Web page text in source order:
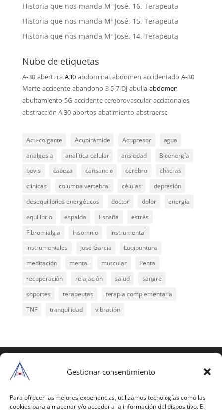
Gestionar consentimiento
Para ofrecer las mejores experiencias, utilizamos tecnologías como las
cookies para almacenar y/o acceder a la información del dispositivo. El
Historia que nos manda Mª José. 16. Terapeuta
Historia que nos manda Mª José. 15. Terapeuta
Historia que nos manda Mª José. 14. Terapeuta
Nube de etiquetas
A-30 abertura A30 abdominal. abdomen accidentado A-30
Marte accidente abandono 3-5-7-DJ abulia abdomen
abultamiento 5G accidente cerebrovascular acciatonales
abstracción A 30 abortos abatimiento abstraerse
Acu-colgante Acupirámide Acupresor
agua
analgesia
analítica celular ansiedad
Bioenergía
bovis
cabeza cansancio cerebro
chacras
clínicas
columna vertebral células
depresión
desequilibrios energéticos
doctor dolor
energía
equilibrio
espalda España
estrés
Fibromialgia
Insomnio
Instrumental
instrumentales
José García
Loqipuntura
meditación
mental muscular
Penta
recuperación
relajación salud
sangre
soportes
terapeutas
terapia complementaria
TNF
tranquilidad vibración
reservados
estas páginas o parte de ellas, necesita pedir